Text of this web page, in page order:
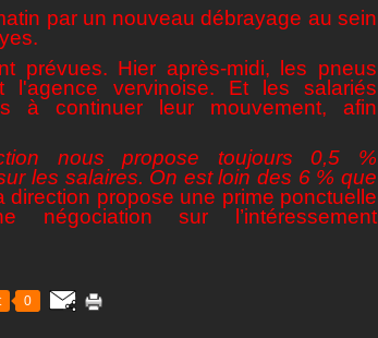
par un nouveau débrayage au sein
prévues. Hier après-midi, les pneus
l'agence vervinoise. Et les salariés
à continuer leur mouvement, afin
nous propose toujours 0,5 %
les salaires. On est loin des 6 % que
direction propose une prime ponctuelle
négociation sur l’intéressement
0